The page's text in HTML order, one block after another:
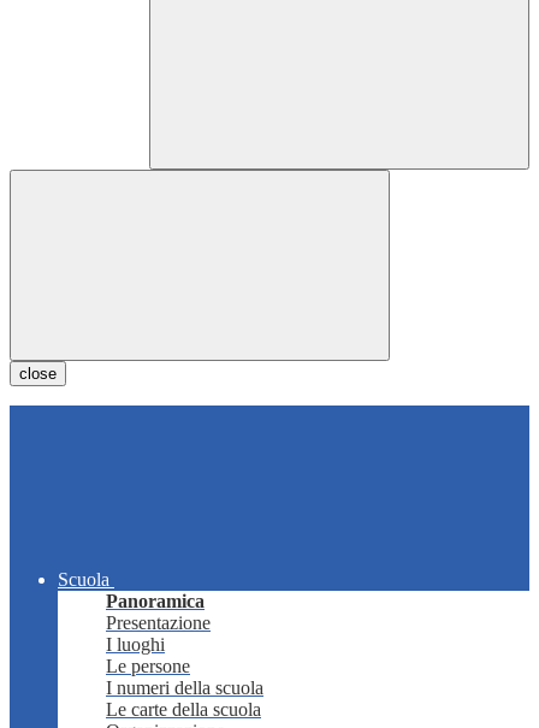
close
Scuola
Panoramica
Presentazione
I luoghi
Le persone
I numeri della scuola
Le carte della scuola